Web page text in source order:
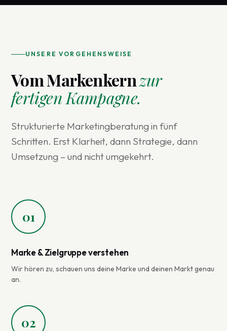
UNSERE VORGEHENSWEISE
Vom Markenkernzur
fertigen Kampagne.
Strukturierte Marketingberatung in fünf
Schritten. Erst Klarheit, dann Strategie, dann
Umsetzung – und nicht umgekehrt.
01
Marke & Zielgruppe verstehen
Wir hören zu, schauen uns deine Marke und deinen Markt genau
an.
02